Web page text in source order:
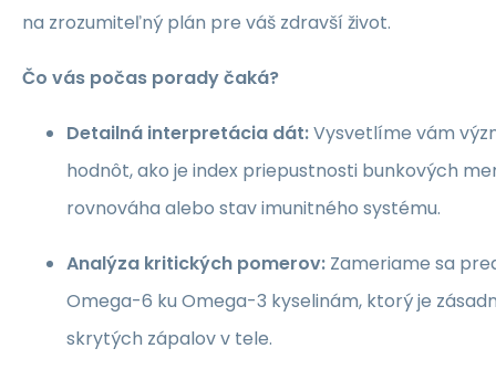
na zrozumiteľný plán pre váš zdravší život.
Čo vás počas porady čaká?
Detailná interpretácia dát:Vysvetlíme vám
hodnôt, ako je index priepustnosti bunkových
rovnováha alebo stav imunitného systému.
Analýza kritických pomerov: Zameriame sa
Omega-6 ku Omega-3 kyselinám, ktorý je
skrytých zápalov v tele.